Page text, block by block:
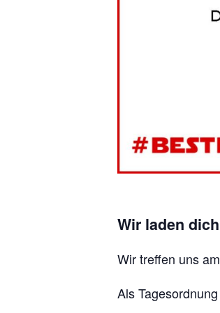
Wir laden
Wir treffen uns
Als